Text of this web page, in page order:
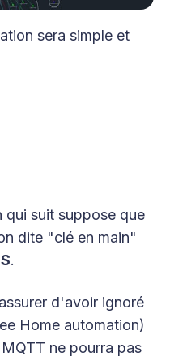
sera simple et
suit suppose que
dite "clé en main"
.
d'avoir ignoré
Home automation)
ne pourra pas